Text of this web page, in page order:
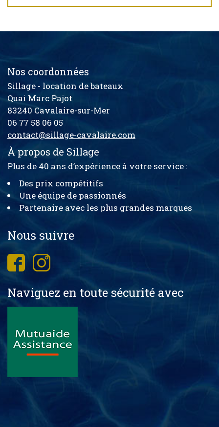
Nos coordonnées
Sillage - location de bateaux
Quai Marc Pajot
83240 Cavalaire-sur-Mer
06 77 58 06 05
contact@sillage-cavalaire.com
À propos de Sillage
Plus de 40 ans d’expérience à votre service :
Des prix compétitifs
Une équipe de passionnés
Partenaire avec les plus grandes marques
Nous suivre
Naviguez en toute sécurité avec